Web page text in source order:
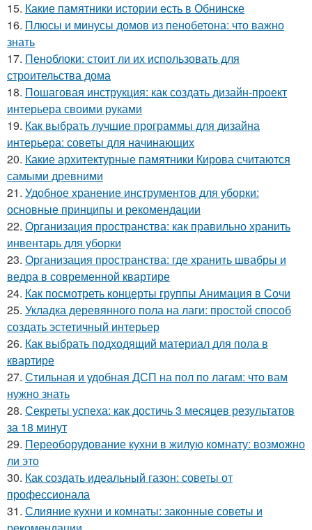
15. Какие памятники истории есть в Обнинске
16. Плюсы и минусы домов из пенобетона: что важно
знать
17. Пеноблоки: стоит ли их использовать для
строительства дома
18. Пошаговая инструкция: как создать дизайн-проект
интерьера своими руками
19. Как выбрать лучшие программы для дизайна
интерьера: советы для начинающих
20. Какие архитектурные памятники Кирова считаются
самыми древними
21. Удобное хранение инструментов для уборки:
основные принципы и рекомендации
22. Организация пространства: как правильно хранить
инвентарь для уборки
23. Организация пространства: где хранить швабры и
ведра в современной квартире
24. Как посмотреть концерты группы Анимация в Сочи
25. Укладка деревянного пола на лаги: простой способ
создать эстетичный интерьер
26. Как выбрать подходящий материал для пола в
квартире
27. Стильная и удобная ДСП на пол по лагам: что вам
нужно знать
28. Секреты успеха: как достичь 3 месяцев результатов
за 18 минут
29. Переоборудование кухни в жилую комнату: возможно
ли это
30. Как создать идеальный газон: советы от
профессионала
31. Слияние кухни и комнаты: законные советы и